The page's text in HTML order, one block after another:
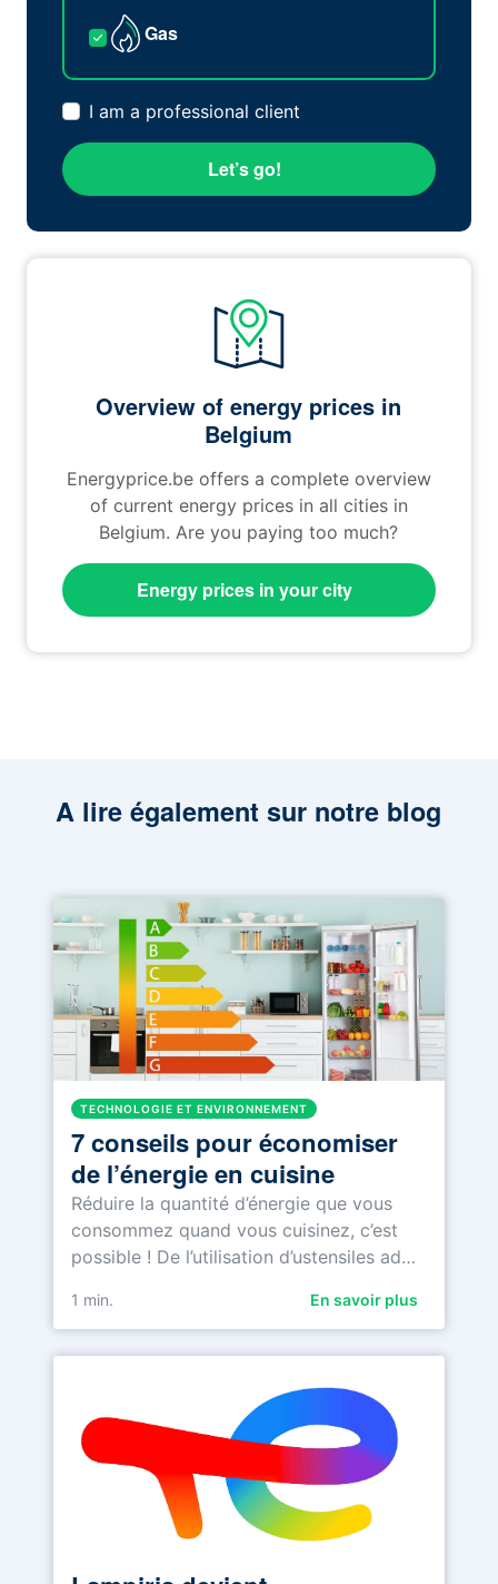
Gas
I am a professional client
Let’s go!
Overview of energy prices in
Belgium
Energyprice.be offers a complete overview
of current energy prices in all cities in
Belgium. Are you paying too much?
Energy prices in your city
A lire également sur notre blog
TECHNOLOGIE ET ENVIRONNEMENT
7 conseils pour économiser
de l’énergie en cuisine
Réduire la quantité d’énergie que vous
consommez quand vous cuisinez, c’est
possible ! De l’utilisation d’ustensiles ad…
1 min. En savoir plus